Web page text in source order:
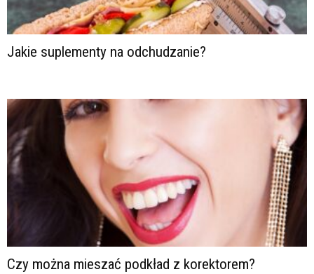
Jakie suplementy na odchudzanie?
Czy można mieszać podkład z korektorem?